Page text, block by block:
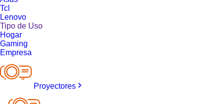
Tcl
Lenovo
Tipo de Uso
Hogar
Gaming
Empresa
Proyectores